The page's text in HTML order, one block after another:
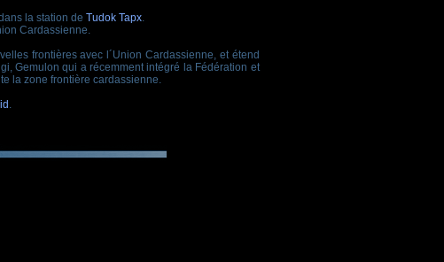
la station de Tudok Tapx.
Cardassienne.
frontières avec l´Union Cardassienne, et étend
Gemulon qui a récemment intégré la Fédération et
la zone frontière cardassienne.